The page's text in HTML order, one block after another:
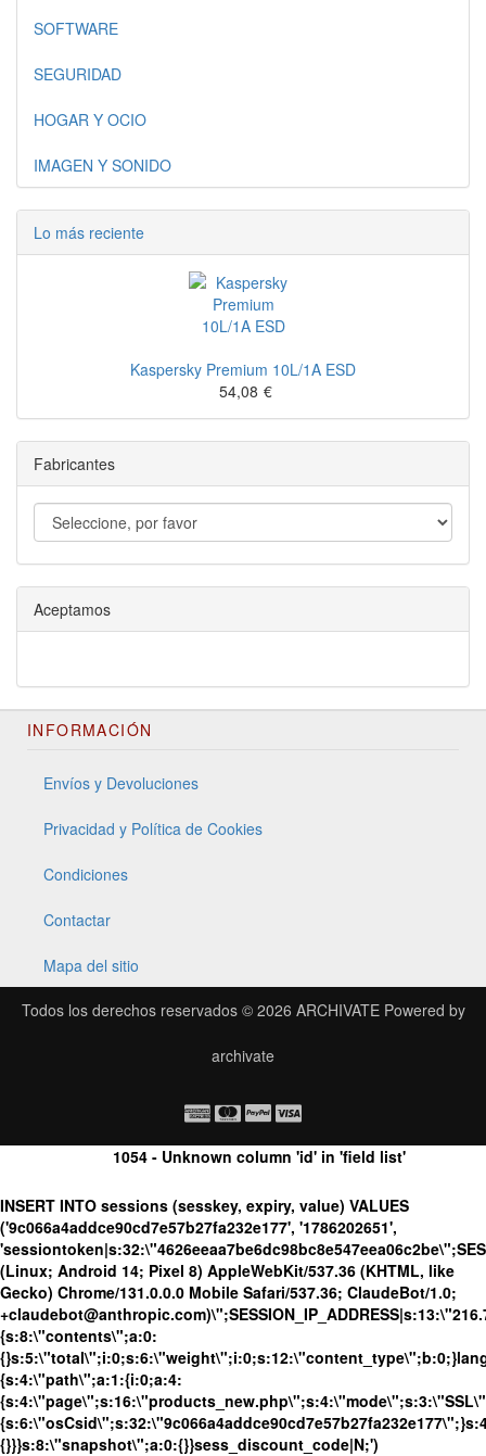
SOFTWARE
SEGURIDAD
HOGAR Y OCIO
IMAGEN Y SONIDO
Lo más reciente
Kaspersky Premium 10L/1A ESD
54,08 €
Fabricantes
Aceptamos
INFORMACIÓN
Envíos y Devoluciones
Privacidad y Política de Cookies
Condiciones
Contactar
Mapa del sitio
Todos los derechos reservados © 2026 ARCHIVATEPowered by
archivate
1054 - Unknown column 'id' in 'field list'
INSERT INTO sessions (sesskey, expiry, value) VALUES
('9c066a4addce90cd7e57b27fa232e177', '1786202651',
(Linux; Android 14; Pixel 8) AppleWebKit/537.36 (KHTML, like
Gecko) Chrome/131.0.0.0 Mobile Safari/537.36; ClaudeBot/1.0;
{s:8:\"contents\";a:0:
{s:4:\"path\";a:1:{i:0;a:4:
{}}}s:8:\"snapshot\";a:0:{}}sess_discount_code|N;')